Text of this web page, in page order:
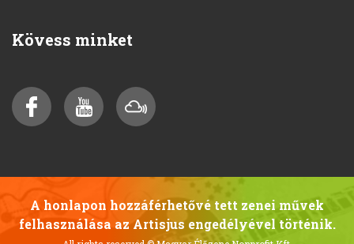
Kövess minket
A honlapon hozzáférhetővé tett zenei művek
felhasználása az Artisjus engedélyével történik.